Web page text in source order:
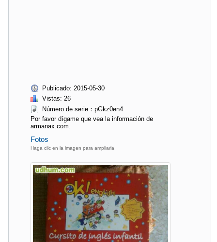
Publicado: 2015-05-30
Vistas: 26
Número de serie：pGkz0en4
Por favor dígame que vea la información de
armanax.com.
Fotos
Haga clic en la imagen para ampliarla